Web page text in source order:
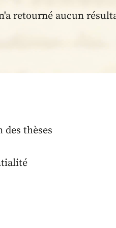
retourné aucun
thèses